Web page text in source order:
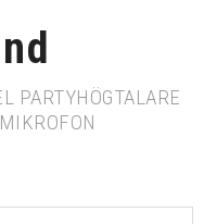
PARTYHÖGTALARE